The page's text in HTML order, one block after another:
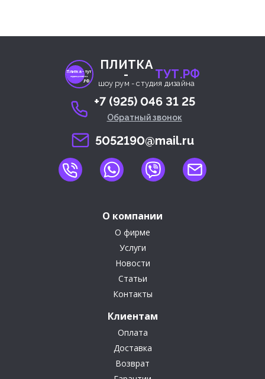
ПЛИТКА
- ТУТ.РФ
шоу рум - студия дизайна
Плитка- тут
студия дизайна
.РФ
+7 (925) 046 31 25
Обратный звонок
5052190@mail.ru
О компании
О фирме
Услуги
Новости
Статьи
Контакты
Клиентам
Оплата
Доставка
Возврат